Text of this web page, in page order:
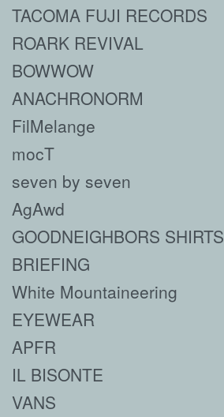
TACOMA FUJI RECORDS
ROARK REVIVAL
BOWWOW
ANACHRONORM
FilMelange
mocT
seven by seven
AgAwd
GOODNEIGHBORS SHIRTS
BRIEFING
White Mountaineering
EYEWEAR
APFR
IL BISONTE
VANS